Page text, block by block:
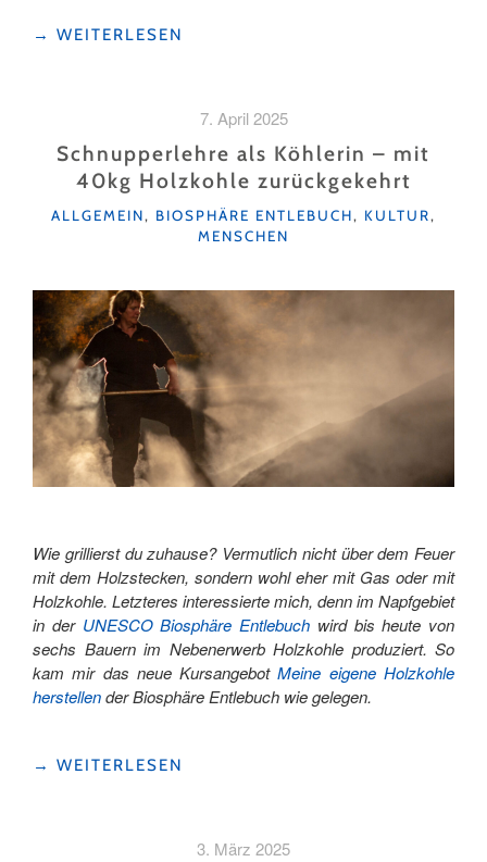
"ZEIT,
ZUNGE
ZERGEHT"
→ WEITERLESEN
7. April 2025
Schnupperlehre als Köhlerin – mit
40kg Holzkohle zurückgekehrt
KATEGORIEN
ALLGEMEIN, BIOSPHÄRE ENTLEBUCH, KULTUR,
MENSCHEN
Wie grillierst du zuhause? Vermutlich nicht über dem Feuer
mit dem Holzstecken, sondern wohl eher mit Gas oder mit
Holzkohle. Letzteres interessierte mich, denn im Napfgebiet
in der UNESCO Biosphäre Entlebuch wird bis heute von
sechs Bauern im Nebenerwerb Holzkohle produziert. So
kam mir das neue KursangebotMeine eigene Holzkohle
herstellender Biosphäre Entlebuch wie gelegen.
"SCHNUPPERLEHRE
→ WEITERLESEN
3. März 2025